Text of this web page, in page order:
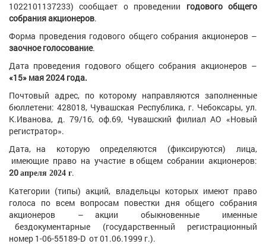
1022101137233) сообщает о проведении годового общего
собрания акционеров.
Форма проведения годового общего собрания акционеров –
заочное голосование.
Дата проведения годового общего собрания акционеров –
«15» мая2024 года.
Почтовый адрес, по которому направляются заполненные
бюллетени: 428018, Чувашская Республика, г. Чебоксары, ул.
К.Иванова, д. 79/16, оф.69, Чувашский филиал АО «Новый
регистратор».
Дата, на которую определяются (фиксируются) лица,
имеющие право на участие в общем собрании акционеров:
20 апреля 2024 г.
Категории (типы) акций, владельцы которых имеют право
голоса по всем вопросам повестки дня общего собрания
акционеров – акции обыкновенные именные
бездокументарные (государственный регистрационный
номер 1-06-55189-D от 01.06.1999 г.).